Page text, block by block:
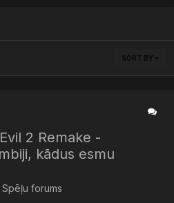
SORT BY
2 Remake -
kādus esmu
Spēļu forums